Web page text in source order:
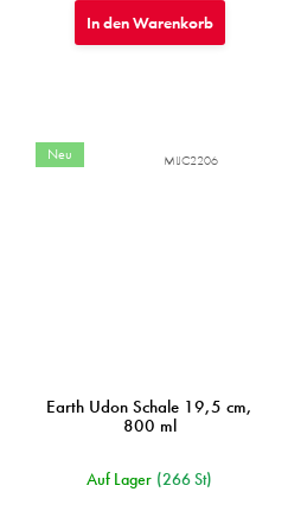
In den Warenkorb
Neu
Earth Udon Schale 19,5 cm,
800 ml
Auf Lager (266 St)
MIJC2206